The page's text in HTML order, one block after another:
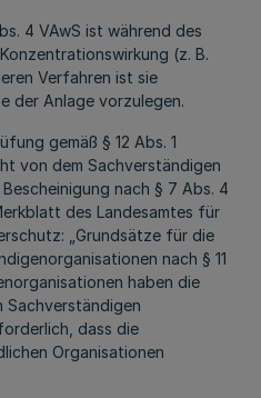
4 VAwS ist während des
(z. B.
Verfahren ist sie
der Anlage vorzulegen.
gemäß § 12 Abs. 1
von dem Sachverständigen
nach § 7 Abs. 4
des Landesamtes für
„Grundsätze für die
nach § 11
haben die
Sachverständigen
dass die
Organisationen